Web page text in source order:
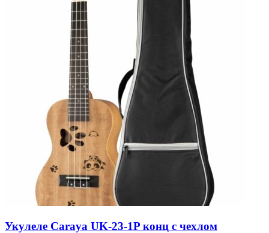
Укулеле Caraya UK-23-1P конц с чехлом